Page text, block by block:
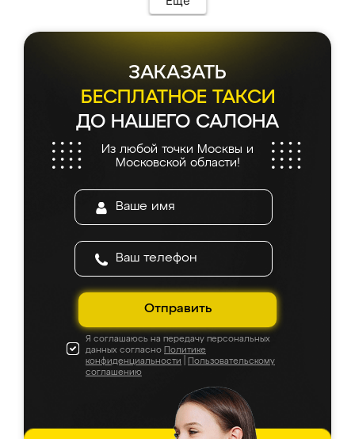
ЗАКАЗАТЬ
БЕСПЛАТНОЕ ТАКСИ
ДО НАШЕГО САЛОНА
Из любой точки Москвы и
Московской области!
Отправить
Я соглашаюсь на передачу персональных
данных согласно Политике
конфиденциальности
Пользовательскому
соглашению